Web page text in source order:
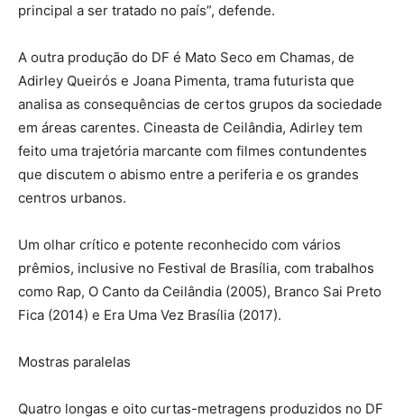
principal a ser tratado no país”, defende.
A outra produção do DF é Mato Seco em Chamas, de
Adirley Queirós e Joana Pimenta, trama futurista que
analisa as consequências de certos grupos da sociedade
em áreas carentes. Cineasta de Ceilândia, Adirley tem
feito uma trajetória marcante com filmes contundentes
que discutem o abismo entre a periferia e os grandes
centros urbanos.
Um olhar crítico e potente reconhecido com vários
prêmios, inclusive no Festival de Brasília, com trabalhos
como Rap, O Canto da Ceilândia (2005), Branco Sai Preto
Fica (2014) e Era Uma Vez Brasília (2017).
Mostras paralelas
Quatro longas e oito curtas-metragens produzidos no DF